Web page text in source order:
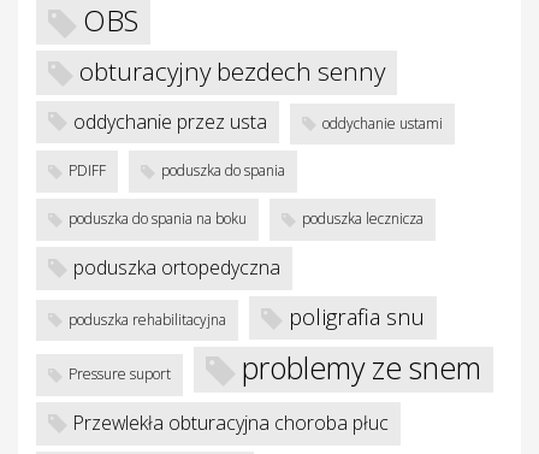
OBS
obturacyjny bezdech senny
oddychanie przez usta oddychanie ustami
PDIFF poduszka do spania
poduszka do spania na boku poduszka lecznicza
poduszka ortopedyczna
poduszka rehabilitacyjna poligrafia snu
Pressure suport problemy ze snem
Przewlekła obturacyjna choroba płuc